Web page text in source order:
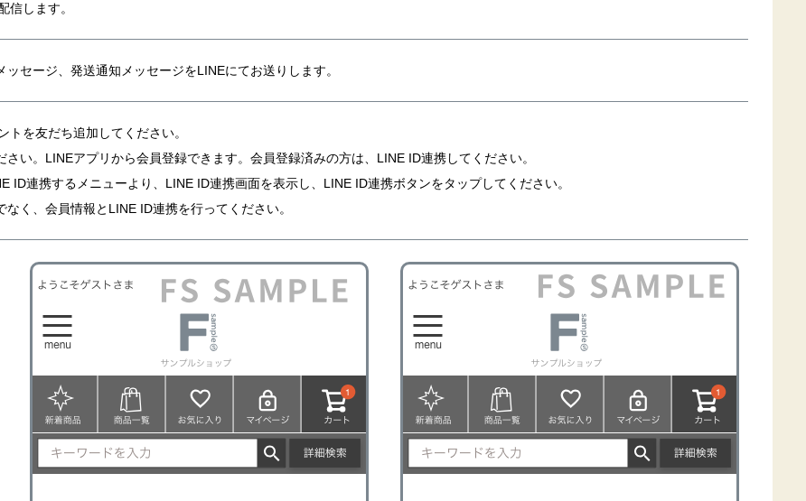
信します。
ッセージ、発送通知メッセージをLINEにてお送りします。
トを友だち追加してください。
さい。LINEアプリから会員登録できます。会員登録済みの方は、LINE ID連携してください。
ID連携するメニューより、LINE ID連携画面を表示し、LINE ID連携ボタンをタップしてください。
なく、会員情報とLINE ID連携を行ってください。